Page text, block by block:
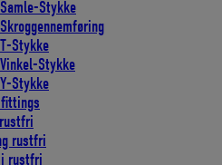
Stykke
Stykke
Stykke
Stykke
rustfri
rustfri